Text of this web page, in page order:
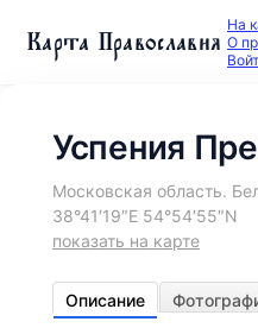
Карта Православия На
О
Успения
Московская область.
38°41′19″E 54°54′55″N
показать на карте
Описание